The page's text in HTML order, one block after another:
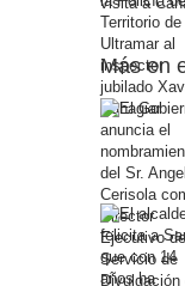
Más en